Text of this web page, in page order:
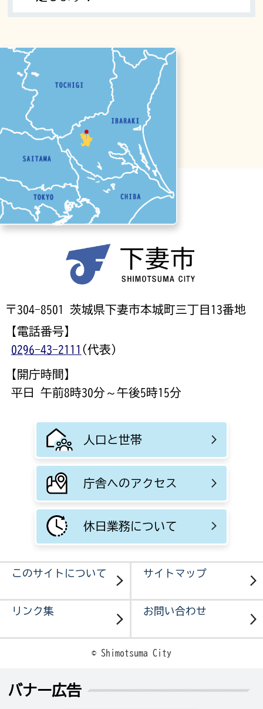
〒304-8501 茨城県下妻市本城町三丁目13番地
【電話番号】
0296-43-2111 (代表)
【開庁時間】
平日 午前8時30分～午後5時15分
人口と世帯
庁舎へのアクセス
休日業務について
このサイトについて サイトマップ
リンク集 お問い合わせ
© Shimotsuma City
バナー広告